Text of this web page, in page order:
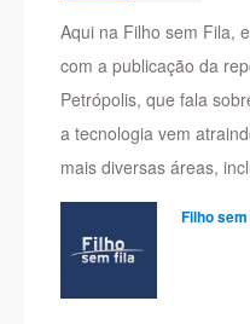
Aqui na Filho sem Fila,
com a publicação da
Petrópolis, que fala
a tecnologia vem
mais diversas áreas,
Filho